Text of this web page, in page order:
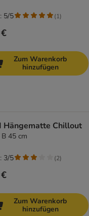
5/5 (1)
Zum Warenkorb
hinzufügen
Hängematte Chillout
45 cm
3/5 (2)
Zum Warenkorb
hinzufügen